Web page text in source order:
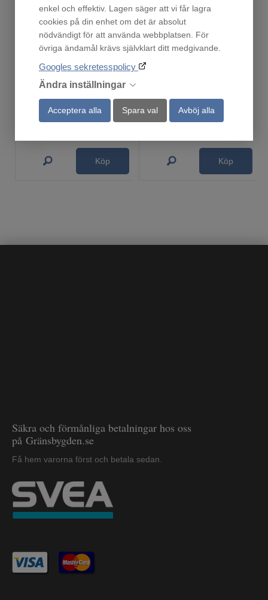
enkel och effektiv. Lagen säger att vi får lagra
cookies på din enhet om det är absolut
nödvändigt för att använda webbplatsen. För
övriga ändamål krävs självklart ditt medgivande.
Googles sekretesspolicy
Ändra inställningar
Acceptera alla Spara val Avböj alla
Ronneby Bruk Grillplatta i gjutjärn. 23 x 47 cm
Fåtal i lager!
795 :-
Köp
979 :-
Köp
Säkra och förmånliga betalningar hos oss
på Gränsbygden.se
Få hem varorna först och betala sedan.